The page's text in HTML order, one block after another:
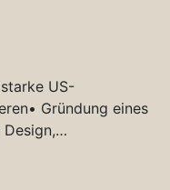
US-
Gründung eines
Design,…